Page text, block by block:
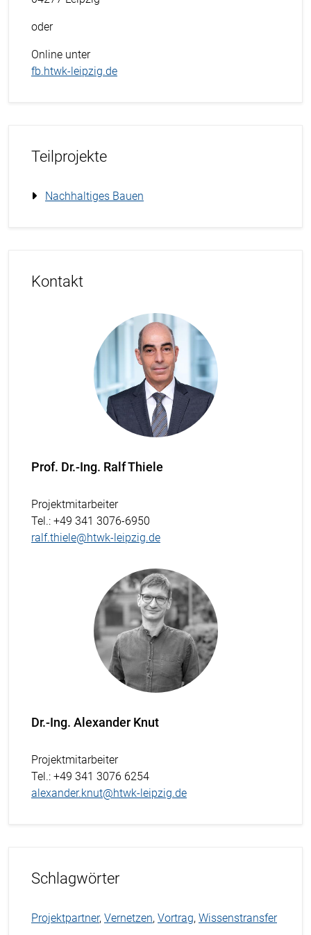
oder
Online unter
fb.htwk-leipzig.de
Teilprojekte
Nachhaltiges Bauen
Kontakt
Prof. Dr.-Ing. Ralf Thiele
Projektmitarbeiter
Tel.: +49 341 3076-6950
ralf.thiele@htwk-leipzig.de
Dr.-Ing. Alexander Knut
Projektmitarbeiter
Tel.: +49 341 3076 6254
alexander.knut@htwk-leipzig.de
Schlagwörter
Projektpartner, Vernetzen, Vortrag, Wissenstransfer